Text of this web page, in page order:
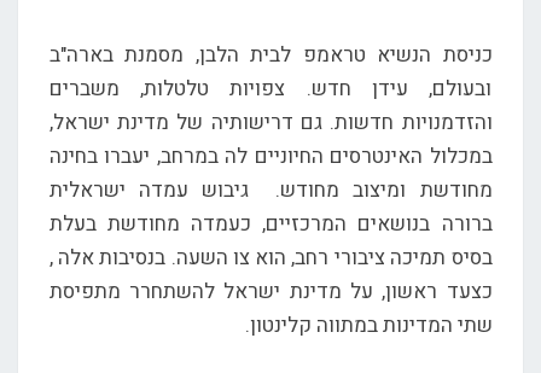
כניסת הנשיא טראמפ לבית הלבן, מסמנת בארה"ב
ובעולם, עידן חדש. צפויות טלטלות, משברים
והזדמנויות חדשות. גם דרישותיה של מדינת ישראל,
במכלול האינטרסים החיוניים לה במרחב, יעברו בחינה
מחודשת ומיצוב מחודש. גיבוש עמדה ישראלית
ברורה בנושאים המרכזיים, כעמדה מחודשת בעלת
בסיס תמיכה ציבורי רחב, הוא צו השעה. בנסיבות אלה ,
כצעד ראשון, על מדינת ישראל להשתחרר מתפיסת
שתי המדינות במתווה קלינטון.